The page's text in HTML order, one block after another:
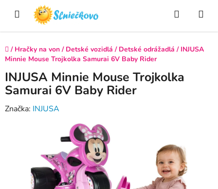
Hľadať
Domov
/ Hračky na von / Detské vozidlá / Detské odrážadlá / INJUSA
Minnie Mouse Trojkolka Samurai 6V Baby Rider
INJUSA Minnie Mouse Trojkolka
Samurai 6V Baby Rider
Značka: INJUSA